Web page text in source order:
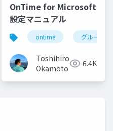
ontime hcl domino
OnTime for Microsoft
設定マニュアル
ontime グループ
Toshihiro
Okamoto
6.4K